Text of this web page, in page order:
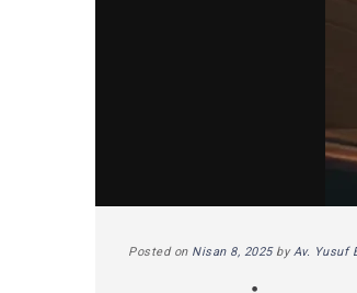
Posted on Nisan 8, 2025byAv. Yusuf